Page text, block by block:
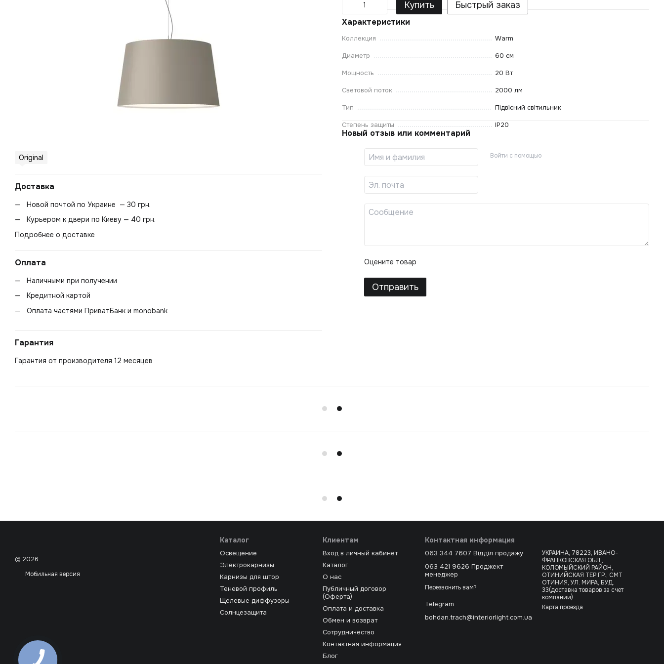
Original
Доставка
Новой почтой по Украине — 30 грн.
Курьером к двери по Киеву — 40 грн.
Подробнее о доставке
Оплата
Наличными при получении
Кредитной картой
Оплата частями ПриватБанк и monobank
Гарантия
Гарантия от производителя 12 месяцев
Купить Быстрый заказ
Характеристики
Коллекция Warm
Диаметр 60 см
Мощность 20 Вт
Световой поток 2000 лм
Тип Підвісний світильник
Степень защиты IP20
Новый отзыв или комментарий
Войти с помощью
Оцените товар
Отправить
© 2026
Мобильная версия
Каталог
Освещение
Электрокарнизы
Карнизы для штор
Теневой профиль
Щелевые диффузоры
Солнцезащита
Клиентам
Вход в личный кабинет
Каталог
О нас
Публичный договор
(Оферта)
Оплата и доставка
Обмен и возврат
Сотрудничество
Контактная информация
Блог
Контактная информация
063 344 7607 Відділ продажу
063 421 9626 Проджект
менеджер
Перезвонить вам?
Telegram
bohdan.trach@interiorlight.com.ua
УКРАИНА, 78223, ИВАНО-
ФРАНКОВСКАЯ ОБЛ.,
КОЛОМЫЙСКИЙ РАЙОН,
ОТИНИЙСКАЯ ТЕР.ГР., СМТ
ОТИНИЯ, УЛ. МИРА, БУД.
33(доставка товаров за счет
компании)
Карта проезда